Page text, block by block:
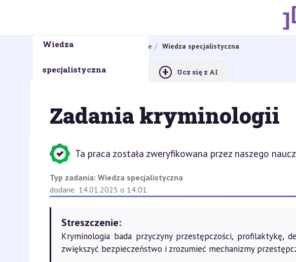
Strona główna Zadanie zawodowe Wiedza specjalistyczna
Wiedza
specjalistyczna + Ucz się z AI
Zadania kryminologii
Ta praca została zweryfikowana przez naszego
Typ zadania: Wiedza specjalistyczna
dodane: 14.01.2025 o 14:01
Streszczenie:
Kryminologia bada przyczyny przestępczości, profilaktykę,
zwiększyć bezpieczeństwo i zrozumieć mechanizmy